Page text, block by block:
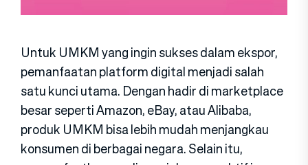
Untuk UMKM yang ingin sukses dalam ekspor,
pemanfaatan platform digital menjadi salah
satu kunci utama. Dengan hadir di marketplace
besar seperti Amazon, eBay, atau Alibaba,
produk UMKM bisa lebih mudah menjangkau
konsumen di berbagai negara. Selain itu,